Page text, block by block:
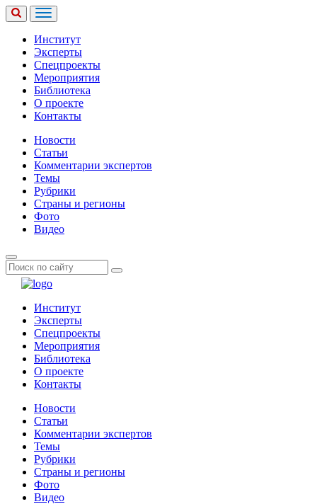
Институт
Эксперты
Спецпроекты
Мероприятия
Библиотека
О проекте
Контакты
Новости
Статьи
Комментарии экспертов
Темы
Рубрики
Страны и регионы
Фото
Видео
Институт
Эксперты
Спецпроекты
Мероприятия
Библиотека
О проекте
Контакты
Новости
Статьи
Комментарии экспертов
Темы
Рубрики
Страны и регионы
Фото
Видео